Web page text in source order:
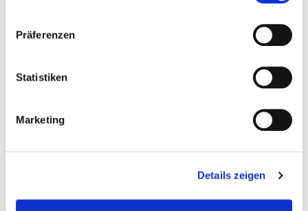
Präferenzen
Statistiken
Marketing
Details zeigen
Gewicht: 0.378 kg
Auf Lager
Wunschliste